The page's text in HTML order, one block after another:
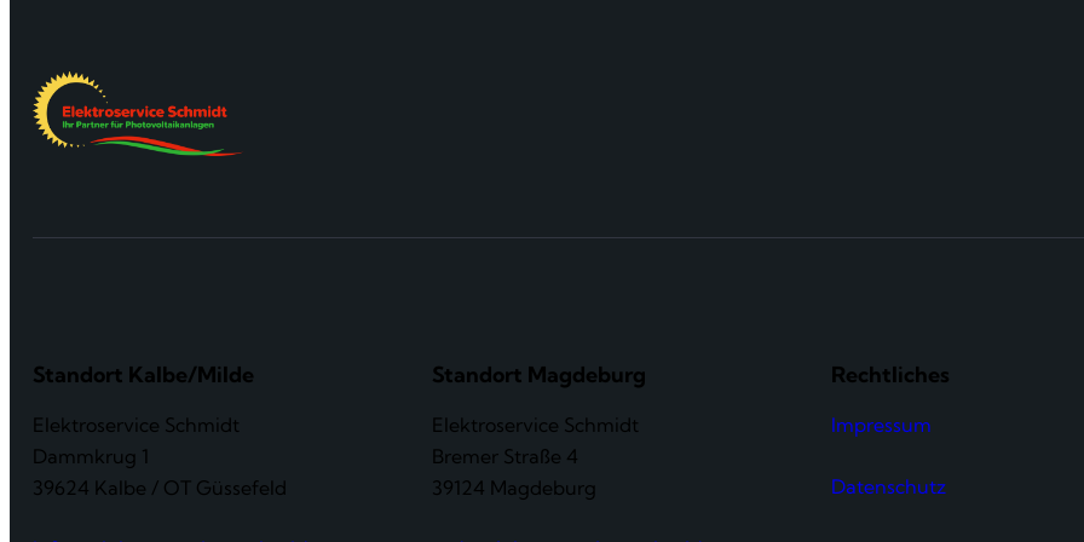
Standort Kalbe/Milde
Elektroservice Schmidt
Dammkrug 1
39624 Kalbe / OT Güssefeld
Standort Magdeburg
Elektroservice Schmidt
Bremer Straße 4
39124 Magdeburg
Rechtliches
Impressum
Datenschutz